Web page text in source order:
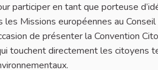
participer en tant que porteuse
Missions européennes au
de présenter la Convention
touchent directement les citoyens